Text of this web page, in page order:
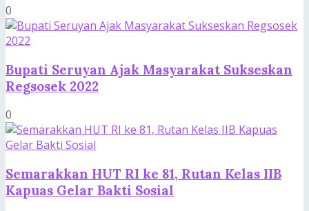
0
Bupati Seruyan Ajak Masyarakat Sukseskan
Regsosek 2022
0
Semarakkan HUT RI ke 81, Rutan Kelas IIB
Kapuas Gelar Bakti Sosial